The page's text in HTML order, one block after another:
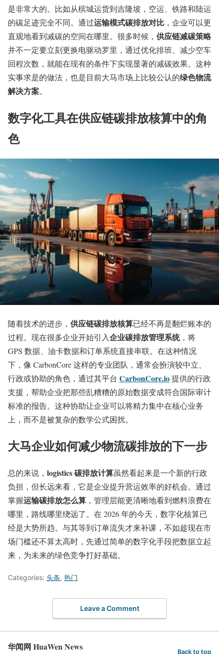
是非常大的。比如从槟城运货到吉隆坡，空运、铁路和陆运
的碳足迹完全不同。通过运输模式碳排放对比 ，企业可以更
直观地看到减碳的空间在哪里。很多时候， 供应链减碳策略
并不一定要立刻更换电驱动罗里，通过优化排班、减少空车
回程次数，就能在现有的条件下实现显著的减碳效果。这种
实事求是的做法，也是目前大马市场上比较公认的绿色物流
解决方案。
数字化工具在供应链碳排放核算中的角
色
随着技术的进步， 供应链碳排放核算已经不再是翻烂账本的
过程。现在很多企业开始引入企业碳排放管理系统，将
GPS 数据、油卡数据和订单系统直接串联。在这种情况
下，像 CarbonCore 这样的专业团队，通常会扮演较中立、
行政或协助的角色，通过其平台 CarbonCore.io提供的行政
支援，帮助企业把那些乱糟糟的原始数据变成符合国际审计
标准的报告。这种协助让企业可以将精力集中在核心业务
上，而不是被复杂的数学公式困扰。
大马企业如何减少物流碳排放的下一步
总的来说， logistics 碳排放计算虽然看起来是一个新的行政
负担，但长远来看，它是企业提升营运效率的好机会。通过
掌握运输碳排放怎么算 ，管理层能更清晰地看到燃料浪费在
哪里，路线哪里绕远了。在 2026 年的今天，数字化核算已
经是大势所趋。与其等到订单流失才来补课，不如趁现在市
场门槛还不算太高时，先通过简单的数字化手段把数据立起
来，为未来的绿色竞争打好基础。
Categories: 头条, 热门
Leave a Comment
华闻网 HuaWen News Back to top